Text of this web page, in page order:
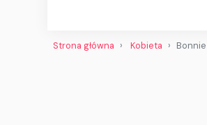
Strona główna Kobieta